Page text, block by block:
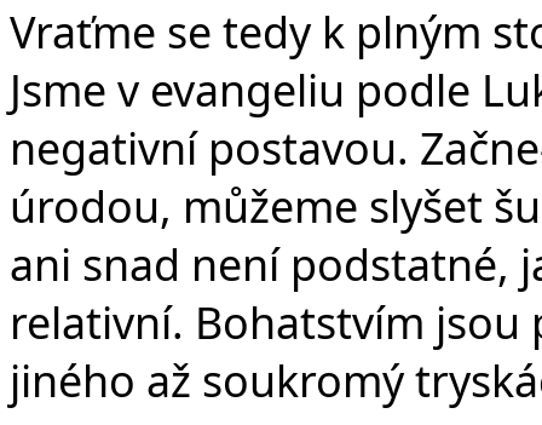
Vraťme se tedy k plným
Jsme v evangeliu podle
negativní postavou.
úrodou, můžeme slyšet
ani snad není podstatné,
relativní. Bohatstvím
jiného až soukromý